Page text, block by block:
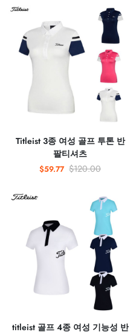
Titleist 3종 여성 골프 투톤 반
팔티셔츠
$59.77 $120.00
titleist 골프 4종 여성 기능성 반